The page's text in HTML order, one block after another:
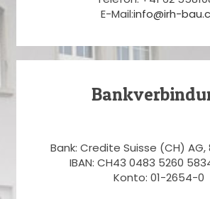
E-Mail:info@irh-
Bank: Credite Suisse (CH) AG,
IBAN: CH43 0483 5260
Konto: 01-2654-0